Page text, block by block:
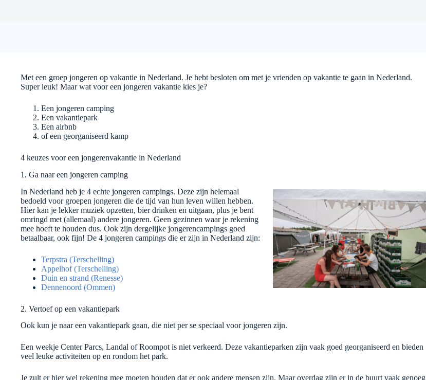
Met een groep jongeren op vakantie in Nederland. Je hebt besloten om met je vrienden op vakantie te gaan in Nederland.
Super leuk! Maar wat voor een jongeren vakantie kies je?
Een jongeren camping
Een vakantiepark
Een airbnb
of een georganiseerd kamp
4 keuzes voor een jongerenvakantie in Nederland
1. Ga naar een jongeren camping
In Nederland heb je 4 echte jongeren campings. Deze zijn helemaal
bedoeld voor groepen jongeren die de tijd van hun leven willen hebben.
Hier kan je lekker muziek opzetten, bier drinken en uitgaan, plus je bent
omringd met (allemaal) andere jongeren. Geen gezinnen waar je rekening
mee hoeft te houden dus. Ook zijn dergelijke jongerencampings goed
betaalbaar, ook fijn! De 4 jongeren campings die er zijn in Nederland zijn:
Terpstra (Terschelling)
Appelhof (Terschelling)
Duin en strand (Renesse)
Dennenoord (Ommen)
2. Vertoef op een vakantiepark
Ook kun je naar een vakantiepark gaan, die niet per se speciaal voor jongeren zijn.
Een weekje Center Parcs, Landal of Roompot is niet verkeerd. Deze vakantieparken zijn vaak goed georganiseerd en bieden
veel leuke activiteiten op en rondom het park.
Je zult er hier wel rekening mee moeten houden dat er ook andere mensen zijn. Maar overdag zijn er in de buurt vaak genoeg